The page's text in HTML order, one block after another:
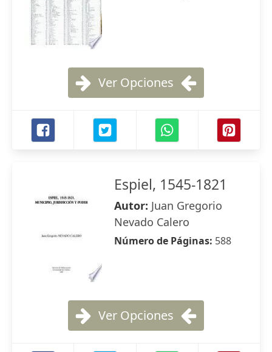
Ver Opciones
Espiel, 1545-1821
Autor: Juan Gregorio
Nevado Calero
Número de Páginas: 588
Ver Opciones